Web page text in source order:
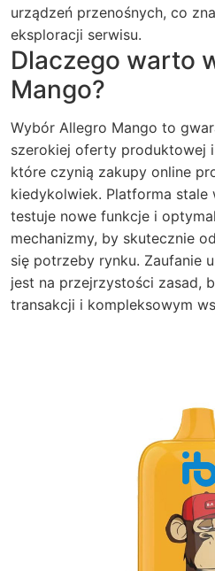
urządzeń przenośnych, co
eksploracji serwisu.
Dlaczego warto
Mango?
Wybór Allegro Mango to
szerokiej oferty produktowej
które czynią zakupy online
kiedykolwiek. Platforma stale
testuje nowe funkcje i
mechanizmy, by skutecznie
się potrzeby rynku. Zaufanie
jest na przejrzystości zasad,
transakcji i kompleksowym